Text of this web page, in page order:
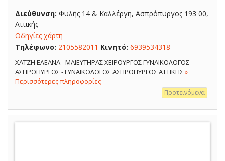
Διεύθυνση: Φυλής 14 & Καλλέργη, Ασπρόπυργος 193 00,
Αττικής
Οδηγίες χάρτη
Τηλέφωνο: 2105582011 Κινητό: 6939534318
ΧΑΤΖΗ ΕΛΕΑΝΑ - ΜΑΙΕΥΤΗΡΑΣ ΧΕΙΡΟΥΡΓΟΣ ΓΥΝΑΙΚΟΛΟΓΟΣ
ΑΣΠΡΟΠΥΡΓΟΣ - ΓΥΝΑΙΚΟΛΟΓΟΣ ΑΣΠΡΟΠΥΡΓΟΣ ΑΤΤΙΚΗΣ»
Περισσότερες πληροφορίες
Προτεινόμενα